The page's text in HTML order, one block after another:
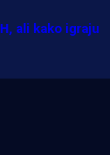
ali kako igraju